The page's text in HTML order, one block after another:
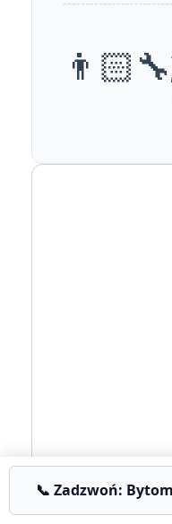
👨🏻‍🔧
📞 Zadzwoń: Bytom